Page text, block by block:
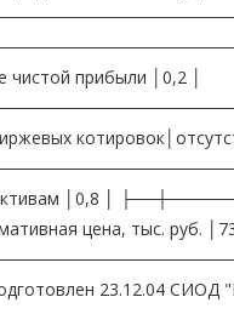
чистой прибыли │0,2 │
│0,8 │
цена, тыс. руб.
23.12.04 СИОД